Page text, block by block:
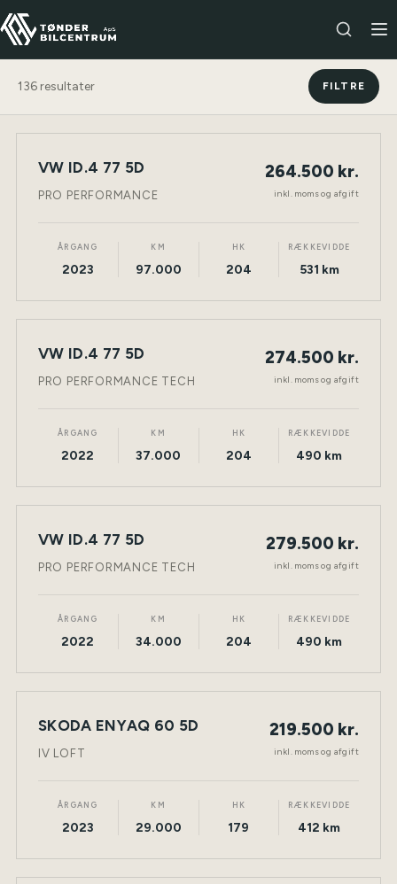
136 resultater FILTRE
NY BIL ELEKTRISK TØNDER
VW ID.4 77 5D
PRO PERFORMANCE
264.500 kr.
inkl. moms og afgift
ÅRGANG
2023
KM
97.000
HK
204
RÆKKEVIDDE
531 km
NY BIL ELEKTRISK TØNDER
VW ID.4 77 5D
PRO PERFORMANCE TECH
274.500 kr.
inkl. moms og afgift
ÅRGANG
2022
KM
37.000
HK
204
RÆKKEVIDDE
490 km
NY BIL ELEKTRISK TØNDER
VW ID.4 77 5D
PRO PERFORMANCE TECH
279.500 kr.
inkl. moms og afgift
ÅRGANG
2022
KM
34.000
HK
204
RÆKKEVIDDE
490 km
NY BIL ELEKTRISK TØNDER
SKODA ENYAQ 60 5D
IV LOFT
219.500 kr.
inkl. moms og afgift
ÅRGANG
2023
KM
29.000
HK
179
RÆKKEVIDDE
412 km